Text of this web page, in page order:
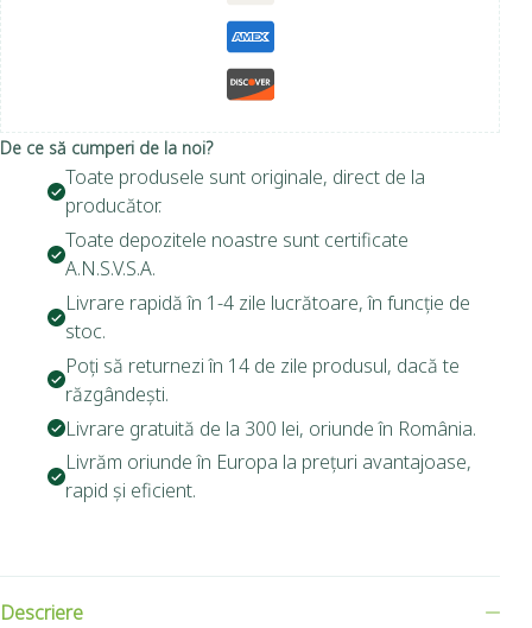
De ce să cumperi de la noi?
Toate produsele sunt originale, direct de la
producător.
Toate depozitele noastre sunt certificate
A.N.S.V.S.A.
Livrare rapidă în 1-4 zile lucrătoare, în funcție de
stoc.
Poți să returnezi în 14 de zile produsul, dacă te
răzgândești.
Livrare gratuită de la 300 lei, oriunde în România.
Livrăm oriunde în Europa la prețuri avantajoase,
rapid și eficient.
Descriere